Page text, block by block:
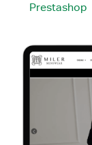
Prestashop